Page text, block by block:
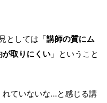
としては「講師の質にム
が取りにくい 」ということ
ていないな…と感じる講